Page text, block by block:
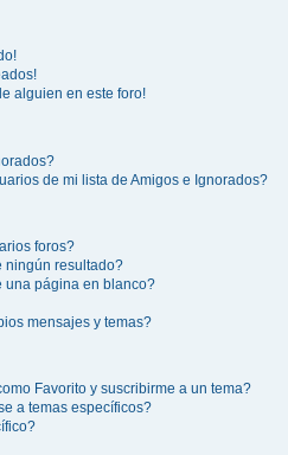
alguien en este foro!
de mi lista de Amigos e Ignorados?
foros?
ningún resultado?
una página en blanco?
mensajes y temas?
Favorito y suscribirme a un tema?
a temas específicos?